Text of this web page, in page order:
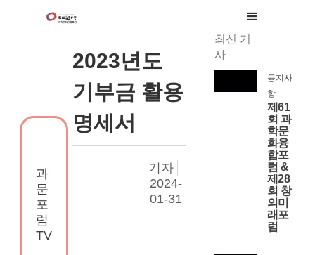
과
문
포
럼
TV
2023년도
기부금 활용
명세서
기자
2024-
01-31
최신 기
사
공지사
항
제61
회 과
학문
화융
합포
럼 &
제28
회 창
의미
래포
럼